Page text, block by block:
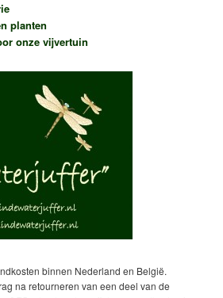
planten
onze vijvertuin
binnen Nederland en België.
na retourneren van een deel van de